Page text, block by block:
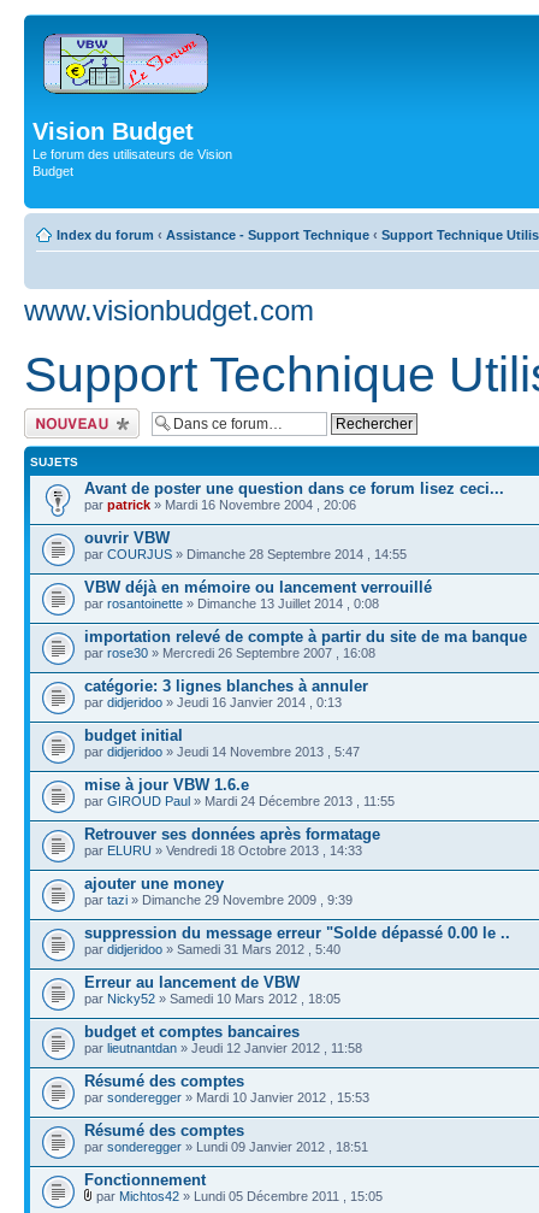
Vision Budget
Le forum des utilisateurs de Vision
Budget
Index du forum ‹ Assistance - Support Technique ‹ Support Technique
www.visionbudget.com
Support Technique
Écrire un nouveau
sujet
SUJETS
Avant de poster une question dans ce forum lisez ceci...
par patrick » Mardi 16 Novembre 2004 , 20:06
ouvrir VBW
par COURJUS » Dimanche 28 Septembre 2014 , 14:55
VBW déjà en mémoire ou lancement verrouillé
par rosantoinette » Dimanche 13 Juillet 2014 , 0:08
importation relevé de compte à partir du site de ma banque
par rose30 » Mercredi 26 Septembre 2007 , 16:08
catégorie: 3 lignes blanches à annuler
par didjeridoo » Jeudi 16 Janvier 2014 , 0:13
budget initial
par didjeridoo » Jeudi 14 Novembre 2013 , 5:47
mise à jour VBW 1.6.e
par GIROUD Paul » Mardi 24 Décembre 2013 , 11:55
Retrouver ses données après formatage
par ELURU » Vendredi 18 Octobre 2013 , 14:33
ajouter une money
par tazi » Dimanche 29 Novembre 2009 , 9:39
suppression du message erreur "Solde dépassé 0.00 le ..
par didjeridoo » Samedi 31 Mars 2012 , 5:40
Erreur au lancement de VBW
par Nicky52 » Samedi 10 Mars 2012 , 18:05
budget et comptes bancaires
par lieutnantdan » Jeudi 12 Janvier 2012 , 11:58
Résumé des comptes
par sonderegger » Mardi 10 Janvier 2012 , 15:53
Résumé des comptes
par sonderegger » Lundi 09 Janvier 2012 , 18:51
Fonctionnement
par Michtos42 » Lundi 05 Décembre 2011 , 15:05